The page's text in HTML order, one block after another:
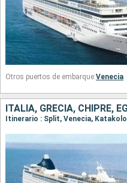
Otros puertos de embarque:Venecia
ITALIA, GRECIA, CHIPRE,
Itinerario : Split, Venecia,